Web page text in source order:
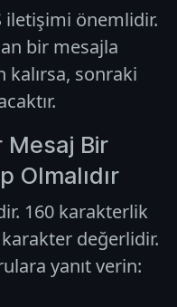
iletişimi önemlidir.
bir mesajla
kalırsa, sonraki
Mesaj Bir
Olmalıdır
160 karakterlik
değerlidir.
yanıt verin: